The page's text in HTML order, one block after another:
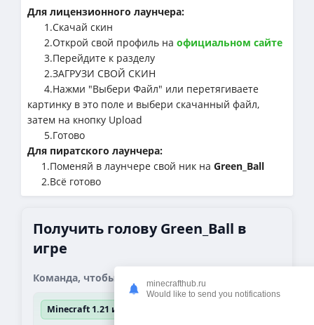
Для лицензионного лаунчера:
1.Cкачай скин
2.Открой свой профиль на официальном сайте
3.Перейдите к разделу
2.ЗАГРУЗИ СВОЙ СКИН
4.Нажми "Выбери Файл" или перетягиваете
картинку в это поле и выбери скачанный файл,
затем на кнопку Upload
5.Готово
Для пиратского лаунчера:
1.Поменяй в лаунчере свой ник на Green_Ball
2.Всё готово
Получить голову Green_Ball в
игре
Команда, чтобы получить блок:
Minecraft 1.21 и выше
minecrafthub.ru
Would like to send you notifications